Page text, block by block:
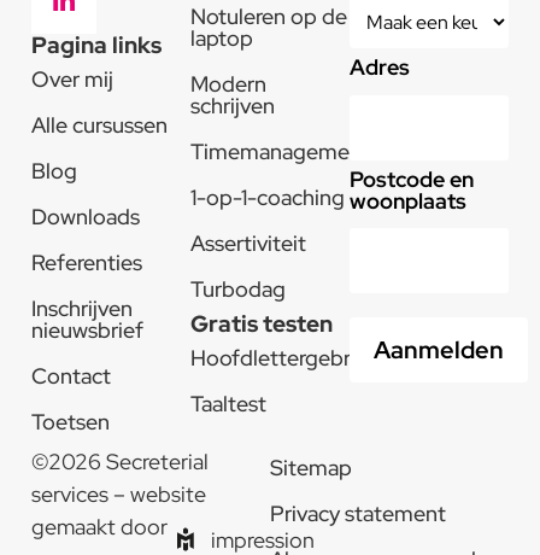
Pagina links
Over mij
Alle cursussen
Blog
Downloads
Referenties
Inschrijven
nieuwsbrief
Contact
Toetsen
Notuleren op de
laptop
Modern
schrijven
Timemanagement
1-op-1-coaching
Assertiviteit
Turbodag
Gratis testen
Hoofdlettergebruik
Taaltest
Adres
Postcode en
woonplaats
©2026 Secreterial
services – website
gemaakt door
impression
Sitemap
Privacy statement